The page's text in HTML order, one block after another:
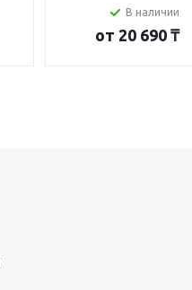
В наличии
от 20 690 ₸